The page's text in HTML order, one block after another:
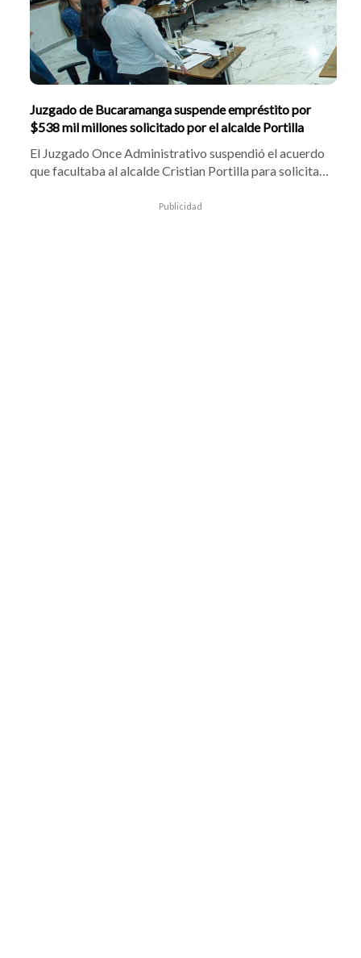
Juzgado de Bucaramanga suspende empréstito por
$538 mil millones solicitado por el alcalde Portilla
El Juzgado Once Administrativo suspendió el acuerdo
que facultaba al alcalde Cristian Portilla para solicitar
Cristian Avendaño, la jueza halló vacíos presupuestales
Publicidad